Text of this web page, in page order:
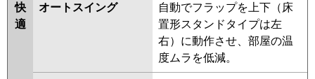
日立 RPC-GP112RHNP5 RPC-
GP112RSHP11
FDEV1126HP6S
SZRU112BFND SZRHU112BFD
SZRHU112BCD SZRH112BCD
SZRH112BCND SZRU112BCD
SZRU112BCND
快
適
オートスイング
自動でフラップを上下（床
置形スタンドタイプは左
右）に動作させ、部屋の温
度ムラを低減。